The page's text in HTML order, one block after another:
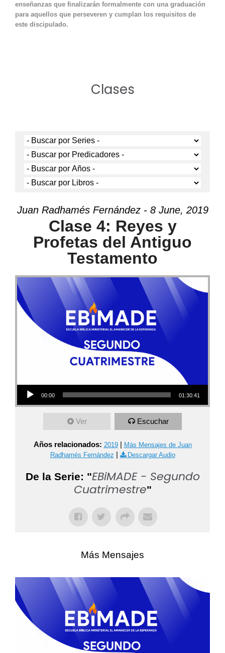
enseñanzas que finalizarán formalmente con una graduación
para aquellos que perseveren y cumplan los requisitos de
este discipulado.
Clases
Juan Radhamés Fernández - 8 June, 2019
Clase 4: Reyes y
Profetas del Antiguo
Testamento
Audio Player
00:00 01:30:41
Ver Escuchar
Años relacionados: 2019| Más Mensajes de Juan
Radhamés Fernández | Descargar Audio
De la Serie: "EBiMADE - Segundo
Cuatrimestre"
Más Mensajes